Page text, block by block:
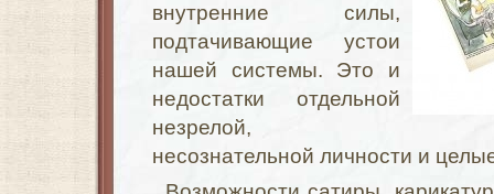
внутренние силы,
подтачивающие устои
нашей системы. Это и
недостатки отдельной
незрелой,
несознательной личности и